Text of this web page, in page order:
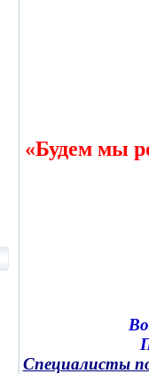
«Будем мы
Специалисты